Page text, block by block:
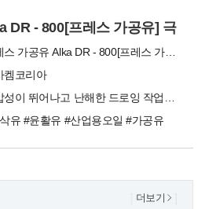
DR - 800[프레스 가공유] 극압
프레스 가공유 Alka DR - 800[프레스 가공유]
켐코리아
유 #윤활유 #산업용오일 #가공유
더보기